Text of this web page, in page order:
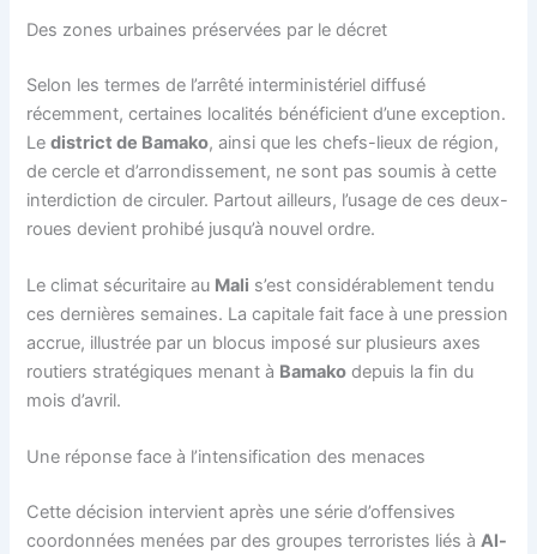
Des zones urbaines préservées par le décret
Selon les termes de l’arrêté interministériel diffusé
récemment, certaines localités bénéficient d’une exception.
Ledistrict de Bamako, ainsi que les chefs-lieux de région,
de cercle et d’arrondissement, ne sont pas soumis à cette
interdiction de circuler. Partout ailleurs, l’usage de ces deux-
roues devient prohibé jusqu’à nouvel ordre.
Le climat sécuritaire au Mali s’est considérablement tendu
ces dernières semaines. La capitale fait face à une pression
accrue, illustrée par un blocus imposé sur plusieurs axes
routiers stratégiques menant à Bamako depuis la fin du
mois d’avril.
Une réponse face à l’intensification des menaces
Cette décision intervient après une série d’offensives
coordonnées menées par des groupes terroristes liés àAl-